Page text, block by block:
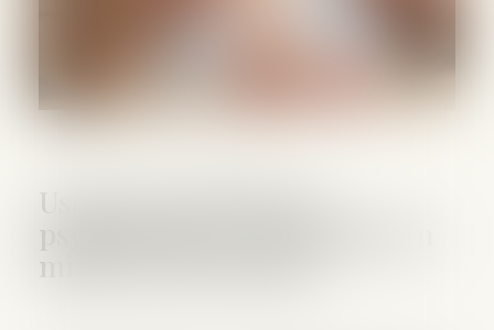
Usage des substances
psychoactives : prévention en
milieu professionnel